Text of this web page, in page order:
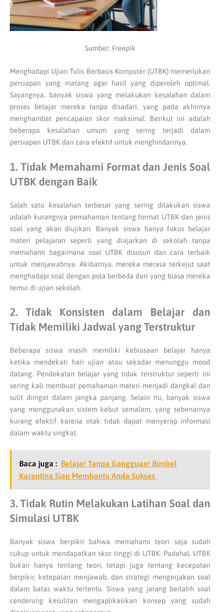
Sumber: Freepik
Menghadapi Ujian Tulis Berbasis Komputer (UTBK) memerlukan
persiapan yang matang agar hasil yang diperoleh optimal.
Sayangnya, banyak siswa yang melakukan kesalahan dalam
proses belajar mereka tanpa disadari, yang pada akhirnya
menghambat pencapaian skor maksimal. Berikut ini adalah
beberapa kesalahan umum yang sering terjadi dalam
persiapan UTBK dan cara efektif untuk menghindarinya.
1. Tidak Memahami Format dan Jenis Soal
UTBK dengan Baik
Salah satu kesalahan terbesar yang sering dilakukan siswa
adalah kurangnya pemahaman tentang format UTBK dan jenis
soal yang akan diujikan. Banyak siswa hanya fokus belajar
materi pelajaran seperti yang diajarkan di sekolah tanpa
memahami bagaimana soal UTBK disusun dan cara terbaik
untuk menjawabnya. Akibatnya, mereka merasa terkejut saat
menghadapi soal dengan pola berbeda dari yang biasa mereka
temui di ujian sekolah.
2. Tidak Konsisten dalam Belajar dan
Tidak Memiliki Jadwal yang Terstruktur
Beberapa siswa masih memiliki kebiasaan belajar hanya
ketika mendekati hari ujian atau sekadar menunggu mood
datang. Pendekatan belajar yang tidak terstruktur seperti ini
sering kali membuat pemahaman materi menjadi dangkal dan
sulit diingat dalam jangka panjang. Selain itu, banyak siswa
yang menggunakan sistem kebut semalam, yang sebenarnya
kurang efektif karena otak tidak dapat menyerap informasi
dalam waktu singkat.
Baca juga : Belajar Tanpa Gangguan! Bimbel
Karantina Siap Membantu Anda Sukses
3. Tidak Rutin Melakukan Latihan Soal dan
Simulasi UTBK
Banyak siswa berpikir bahwa memahami teori saja sudah
cukup untuk mendapatkan skor tinggi di UTBK. Padahal, UTBK
bukan hanya tentang teori, tetapi juga tentang kecepatan
berpikir, ketepatan menjawab, dan strategi mengerjakan soal
dalam batas waktu tertentu. Siswa yang jarang berlatih soal
cenderung kesulitan mengaplikasikan konsep yang sudah